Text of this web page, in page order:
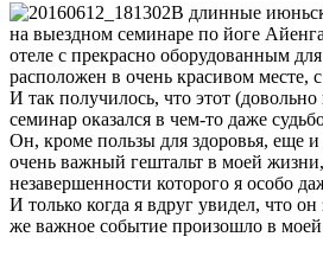
В длинные
на выездном семинаре по йоге
отеле с прекрасно оборудованным
расположен в очень красивом месте,
И так получилось, что этот
семинар оказался в чем-то даже
Он, кроме пользы для здоровья, еще
очень важный гештальт в моей
незавершенности которого я особо
И только когда я вдруг увидел, что
же важное событие произошло в